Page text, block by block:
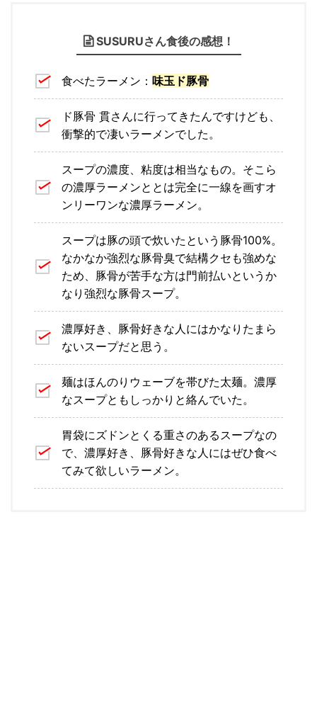
SUSURUさん食後の感想！
食べたラーメン： 味玉ド豚骨
ド豚骨 貫さんに行ってきたんですけども、
衝撃的で凄いラーメンでした。
スープの濃度、粘度は相当なもの。そこら
の濃厚ラーメンととは完全に一線を画すオ
ンリーワンな濃厚ラーメン。
スープは豚の頭で炊いたという豚骨100%。
なかなか強烈な豚骨臭で結構クセも強めな
ため、豚骨が苦手な方は門前払いというか
なり強烈な豚骨スープ。
濃厚好き、豚骨好きな人にはかなりたまら
ないスープだと思う。
麺はほんのりウェーブを帯びた太麺。濃厚
なスープともしっかりと絡んでいた。
胃袋にズドンとくる重さのあるスープなの
で、濃厚好き、豚骨好きな人にはぜひ食べ
てみて欲しいラーメン。